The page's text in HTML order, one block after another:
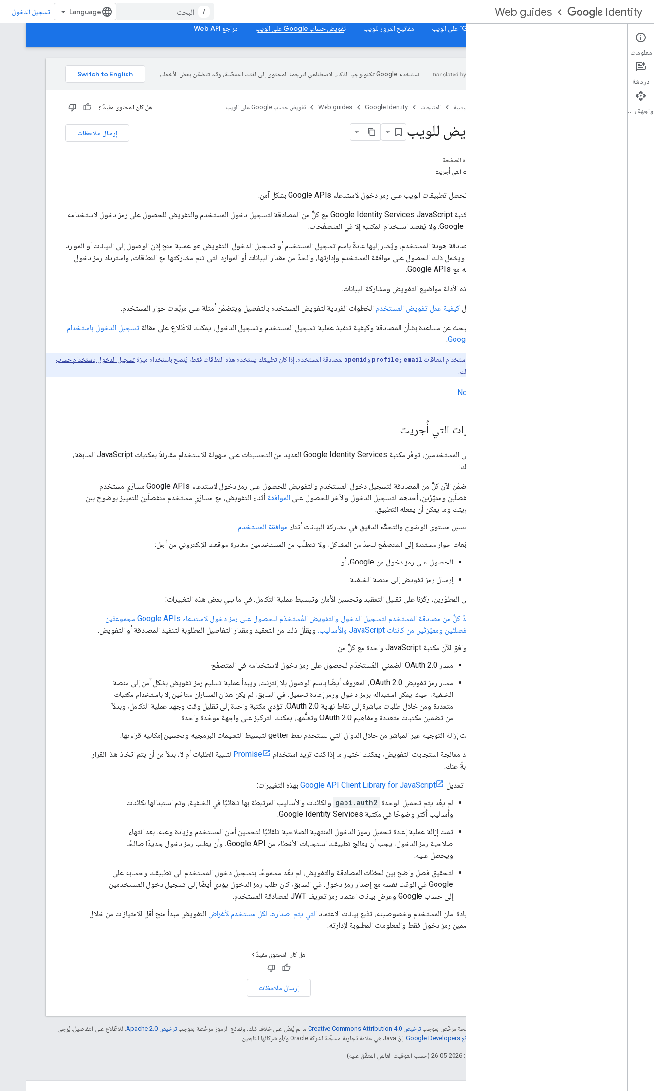
Identity
Web guides
/ تسجيل الدخول
مفاتيح المرور للويب تفويض حساب Google على الويب مراجع Web API
نظرة عامة
تستخدم Google تكنولوجيا الذكاء الاصطناعي لترجمة المحتوى إلى لغتك المفضّلة، وقد تتضمّن بعض الأخطاء.
الصفحة الرئيسية المنتجات Google Identity
Web guides تفويض حساب Google على الويب هل كان المحتوى مفيدًا؟
إرسال ملاحظات التفويض للويب
على هذه الصفحة
التغييرات التي أُجريت
يجب أن تحصل تطبيقات الويب على رمز دخول لاستدعاء Google APIs بشكل آمن.
تتوافق مكتبة Google Identity Services JavaScript مع كلٍّ من المصادقة لتسجيل دخول المستخدم والتفويض للحصول على رمز دخول لاستخدامه
تحدّد المصادقة هوية المستخدم، ويُشار إليها عادةً باسم تسجيل المستخدم أو تسجيل الدخول. التفويض هو عملية منح إذن الوصول إلى البيانات أو الموارد
أو رفضه. ويشمل ذلك الحصول على موافقة المستخدم وإدارتها، والحدّ من مقدار البيانات أو الموارد التي تتم مشاركتها مع النطاقات، واسترداد رمز دخول
لاستخدامه مع Google APIs.
تتناول هذه الأدلة مواضيع التفويض ومشاركة البيانات.
يصف دليل كيفية عمل تفويض المستخدم الخطوات الفردية لتفويض المستخدم بالتفصيل ويتضمّن أمثلة على مربّعات حوار المستخدم.
إذا كنت تبحث عن مساعدة بشأن المصادقة وكيفية تنفيذ عملية تسجيل المستخدم وتسجيل الدخول، يمكنك الاطّلاع على مقالة تسجيل الدخول باستخدام
.
يتم استخدام النطاقات email وprofile وopenid لمصادقة المستخدم. إذا كان تطبيقك يستخدم هذه النطاقات فقط، يُنصح باستخدام ميزة تسجيل الدخول باستخدام حساب
بدلاً من ذلك.
Node.js
التغييرات التي أُجريت
بالنسبة إلى المستخدمين، توفّر مكتبة Google Identity Services العديد من التحسينات على سهولة الاستخدام مقارنةً بمكتبات JavaScript السابقة،
بما في ذلك:
تتضمّن الآن كلٌّ من المصادقة لتسجيل دخول المستخدم والتفويض للحصول على رمز دخول لاستدعاء Google APIs مسارَي مستخدم
منفصلَين ومميّزَين، أحدهما لتسجيل الدخول والآخر للحصول على الموافقة أثناء التفويض، مع مسارَي مستخدم منفصلَين للتمييز بوضوح بين
هويتك وما يمكن أن يفعله التطبيق.
تحسين مستوى الوضوح والتحكّم الدقيق في مشاركة البيانات أثناء موافقة المستخدم.
مربّعات حوار مستندة إلى المتصفّح للحدّ من المشاكل، ولا تتطلّب من المستخدمين مغادرة موقعك الإلكتروني من أجل:
الحصول على رمز دخول من Google، أو
إرسال رمز تفويض إلى منصة الخلفية.
بالنسبة إلى المطوّرين، ركّزنا على تقليل التعقيد وتحسين الأمان وتبسيط عملية التكامل. في ما يلي بعض هذه التغييرات:
تُعدّ كلٌّ من مصادقة المستخدم لتسجيل الدخول والتفويض المُستخدَم للحصول على رمز دخول لاستدعاء Google APIs مجموعتَين
منفصلتَين ومميّزتَين من كائنات JavaScript والأساليب.
ويقلّل ذلك من التعقيد ومقدار التفاصيل المطلوبة لتنفيذ المصادقة أو التفويض.
تتوافق الآن مكتبة JavaScript واحدة مع كلٍّ من:
مسار OAuth 2.0 الضمني، المُستخدَم للحصول على رمز دخول لاستخدامه في المتصفّح
مسار رمز تفويض OAuth 2.0، المعروف أيضًا باسم الوصول بلا إنترنت، ويبدأ عملية تسليم رمز تفويض بشكل آمن إلى منصة
الخلفية، حيث يمكن استبداله برمز دخول ورمز إعادة تحميل. في السابق، لم يكن هذان المساران متاحَين إلا باستخدام مكتبات
متعددة ومن خلال طلبات مباشرة إلى نقاط نهاية OAuth 2.0. تؤدي مكتبة واحدة إلى تقليل وقت وجهد عملية التكامل، وبدلاً
من تضمين مكتبات متعددة ومفاهيم OAuth 2.0 وتعلُّمها، يمكنك التركيز على واجهة موحّدة واحدة.
تمت إزالة التوجيه غير المباشر من خلال الدوال التي تستخدم نمط getter لتبسيط التعليمات البرمجية وتحسين إمكانية قراءتها.
عند معالجة استجابات التفويض، يمكنك اختيار ما إذا كنت تريد استخدام Promise لتلبية الطلبات أم لا، بدلاً من أن يتم اتخاذ هذا القرار
نيابةً عنك.
تم تعديل Google API Client Library for JavaScript بهذه التغييرات:
لم يعُد يتم تحميل الوحدة gapi.auth2 والكائنات والأساليب المرتبطة بها تلقائيًا في الخلفية، وتم استبدالها بكائنات
وأساليب أكثر وضوحًا في مكتبة Google Identity Services.
تمت إزالة عملية إعادة تحميل رموز الدخول المنتهية الصلاحية تلقائيًا لتحسين أمان المستخدم وزيادة وعيه. بعد انتهاء
صلاحية رمز الدخول، يجب أن يعالج تطبيقك استجابات الأخطاء من Google API، وأن يطلب رمز دخول جديدًا صالحًا
ويحصل عليه.
لتحقيق فصل واضح بين لحظات المصادقة والتفويض، لم يعُد مسموحًا بتسجيل دخول المستخدم إلى تطبيقك وحسابه على
Google في الوقت نفسه مع إصدار رمز دخول. في السابق، كان طلب رمز الدخول يؤدي أيضًا إلى تسجيل دخول المستخدمين
إلى حساب Google وعرض بيانات اعتماد رمز تعريف JWT لمصادقة المستخدم.
لزيادة أمان المستخدم وخصوصيته، تتّبع بيانات الاعتماد التي يتم إصدارها لكل مستخدم لأغراض التفويض مبدأ منح أقل الامتيازات من خلال
تضمين رمز دخول فقط والمعلومات المطلوبة لإدارته.
هل كان المحتوى مفيدًا؟
إرسال ملاحظات
إنّ محتوى هذه الصفحة مرخّص بموجبترخيص Creative Commons Attribution 4.0‏ ما لم يُنصّ على خلاف ذلك، ونماذج الرموز مرخّصة بموجبترخيص Apache 2.0‏
. للاطّلاع على التفاصيل، يُرجى
سياسات موقع Google Developers‏ . إنّ Java هي علامة تجارية مسجَّلة لشركة Oracle و/أو شركائها التابعين.
تاريخ التعديل الأخير: 2026-05-26 (حسب التوقيت العالمي المتفَّق عليه)
معلومات
دردشة
واجهة برمجة التطبيقات